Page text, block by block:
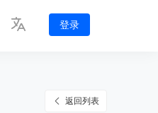
登录
返回列表